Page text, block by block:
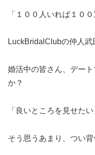
「１００人いれば１０
LuckBridalClubの仲人武
婚活中の皆さん、デー
か？
「良いところを見せた
そう思うあまり、つい背